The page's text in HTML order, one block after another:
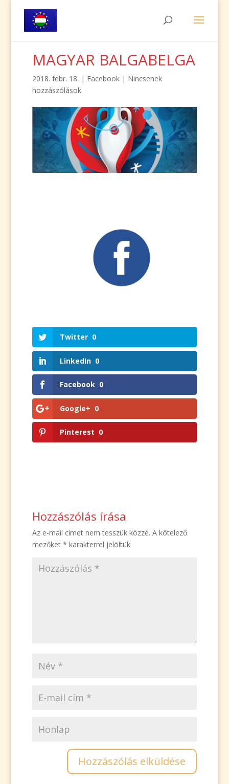
MAGYAR BALGABELGA
2018. febr. 18. | Facebook| Nincsenek
hozzászólások
Twitter 0
LinkedIn 0
Facebook 0
Google+ 0
Pinterest 0
Hozzászólás írása
Az e-mail címet nem tesszük közzé. A kötelező
mezőket * karakterrel jelöltük